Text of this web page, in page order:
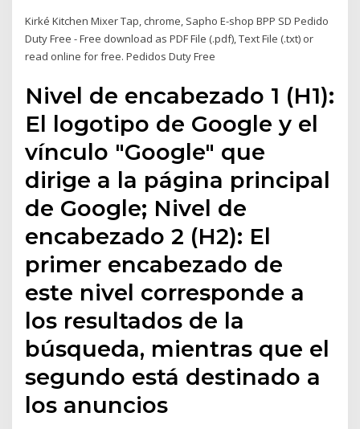
Kirké Kitchen Mixer Tap, chrome, Sapho E-shop BPP SD Pedido
Duty Free - Free download as PDF File (.pdf), Text File (.txt) or
read online for free. Pedidos Duty Free
Nivel de encabezado 1 (H1):
El logotipo de Google y el
vínculo "Google" que
dirige a la página principal
de Google; Nivel de
encabezado 2 (H2): El
primer encabezado de
este nivel corresponde a
los resultados de la
búsqueda, mientras que el
segundo está destinado a
los anuncios